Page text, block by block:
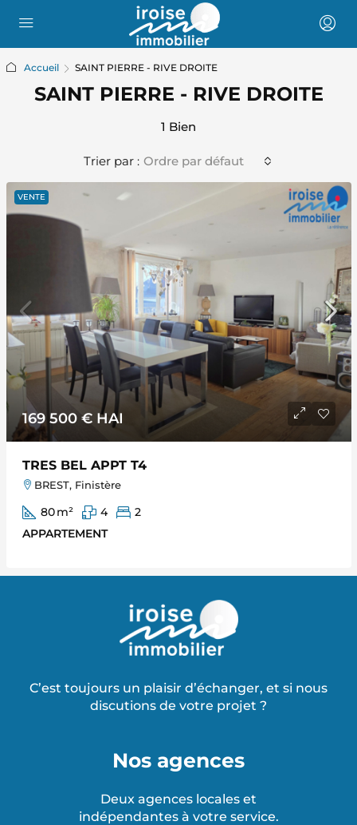
Accueil SAINT PIERRE - RIVE DROITE
SAINT PIERRE - RIVE DROITE
1 Bien
Trier par : Ordre par défaut
VENTE
169 500 €HAI
TRES BEL APPT T4
BREST, Finistère
80m² 4
2
APPARTEMENT
C’est toujours un plaisir d’échanger, et si nous
discutions de votre projet ?
Nos agences
Deux agences locales et
indépendantes à votre service.